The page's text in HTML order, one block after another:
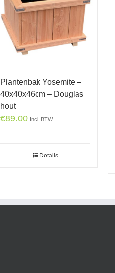
Plantenbak Yosemite –
40x40x46cm – Douglas
hout
€89.00 Incl. BTW
Details